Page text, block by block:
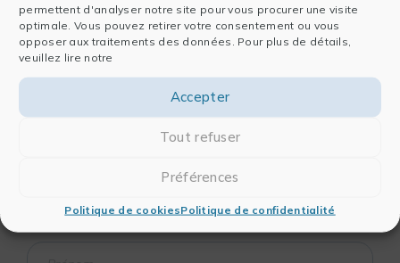
permettent d'analyser notre site pour vous procurer une visite
optimale. Vous pouvez retirer votre consentement ou vous
opposer aux traitements des données. Pour plus de détails,
veuillez lire notre
Accepter
Tout refuser
Préférences
Politique de cookiesPolitique de confidentialité
Vous recherchez des informations sur une
formation ?
Vous souhaitez mettre en place une session
de formation sur mesure ?
Contactez notre équipe pédagogique !